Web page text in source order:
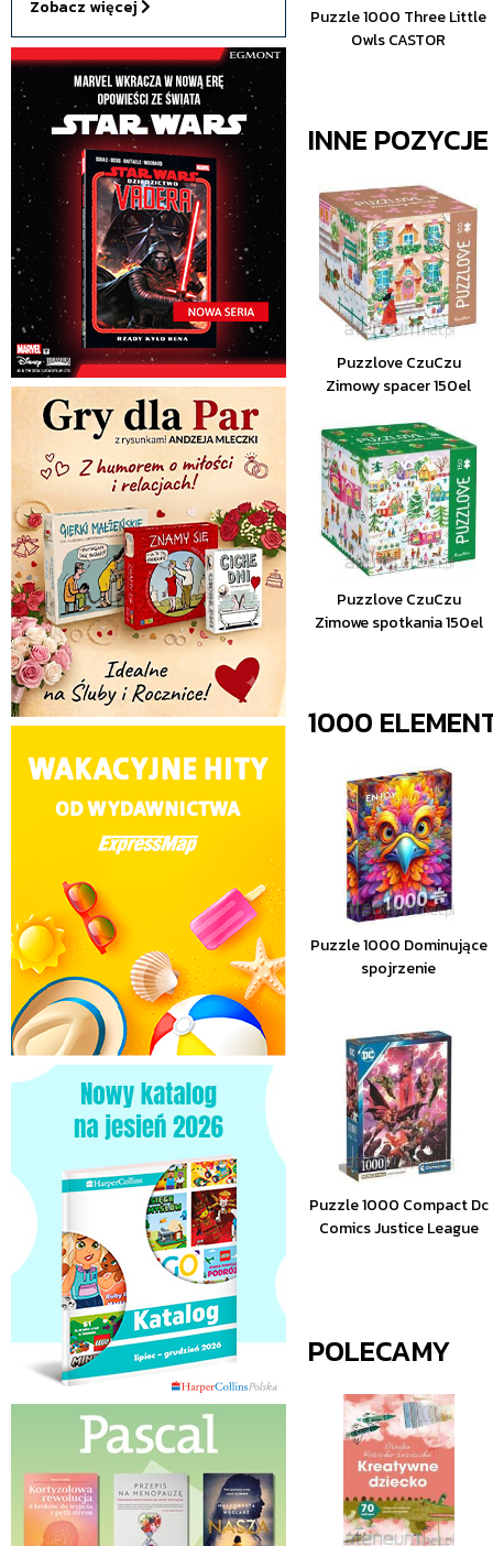
Zobacz więcej
Puzzle 1000 Three Little
Owls CASTOR
INNE
Puzzlove CzuCzu
Zimowy spacer 150el
Puzzlove CzuCzu
Zimowe spotkania 150el
1000
Puzzle 1000 Dominujące
spojrzenie
Puzzle 1000 Compact Dc
Comics Justice League
POLECAMY